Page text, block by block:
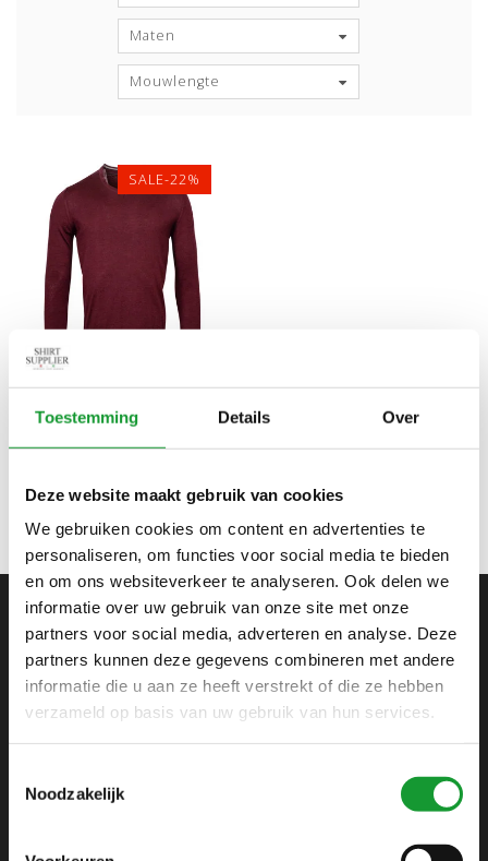
Toestemming Details Over
Deze website maakt gebruik van cookies
We gebruiken cookies om content en advertenties te
personaliseren, om functies voor social media te bieden
en om ons websiteverkeer te analyseren. Ook delen we
informatie over uw gebruik van onze site met onze
partners voor social media, adverteren en analyse. Deze
partners kunnen deze gegevens combineren met andere
informatie die u aan ze heeft verstrekt of die ze hebben
verzameld op basis van uw gebruik van hun services.
Noodzakelijk
Maten
Mouwlengte
SALE-22%
Bekijk alle
V-HALS PULLOVER
BORDEAUX ROOD V-NECK
ABONNEER JE OP ONZE NIEUWSBRIEF
en blijf op de hoogte van onze acties en laatste
collecties